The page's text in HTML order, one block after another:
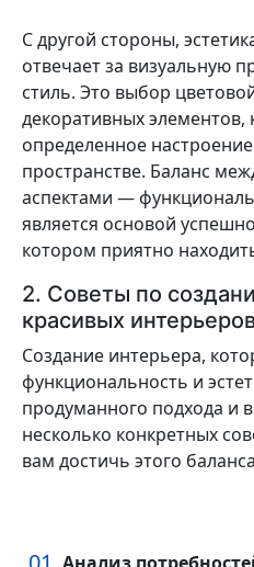
С другой стороны,
отвечает за визуальную
стиль. Это выбор
декоративных элементов,
определенное
пространстве. Баланс
аспектами —
является основой
котором приятно
2. Советы по
красивых
Создание интерьера,
функциональность и
продуманного подхода и
несколько конкретных
вам достичь этого